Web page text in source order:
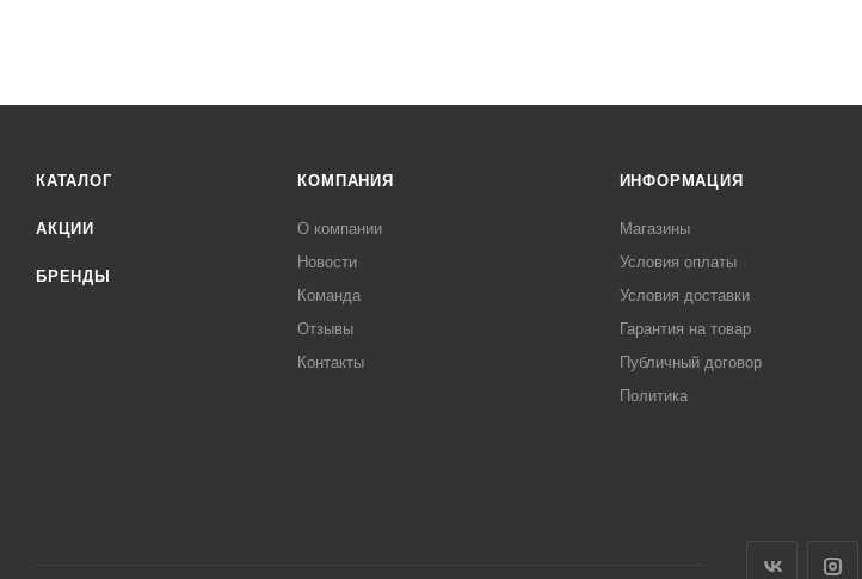
КАТАЛОГ
АКЦИИ
БРЕНДЫ
КОМПАНИЯ
О компании
Новости
Команда
Отзывы
Контакты
ИНФОРМАЦИЯ
Магазины
Условия оплаты
Условия доставки
Гарантия на товар
Публичный договор
Политика